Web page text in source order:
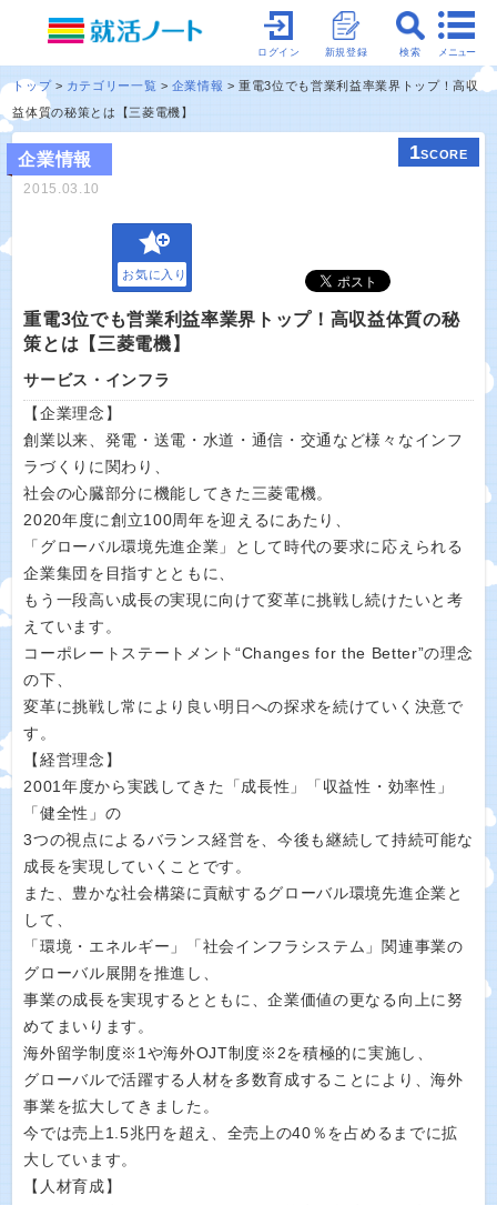
メニュー
検索
新規登録
ログイン
トップ カテゴリー一覧 企業情報
重電3位でも営業利益率業界トップ！高収
益体質の秘策とは【三菱電機】
企業情報 1SCORE
2015.03.10
お気に入り
重電3位でも営業利益率業界トップ！高収益体質の秘
策とは【三菱電機】
サービス・インフラ
【企業理念】
創業以来、発電・送電・水道・通信・交通など様々なインフ
ラづくりに関わり、
社会の心臓部分に機能してきた三菱電機。
2020年度に創立100周年を迎えるにあたり、
「グローバル環境先進企業」として時代の要求に応えられる
企業集団を目指すとともに、
もう一段高い成長の実現に向けて変革に挑戦し続けたいと考
えています。
コーポレートステートメント“Changes for the Better”の理念
の下、
変革に挑戦し常により良い明日への探求を続けていく決意で
す。
【経営理念】
2001年度から実践してきた「成長性」「収益性・効率性」
「健全性」の
3つの視点によるバランス経営を、今後も継続して持続可能な
成長を実現していくことです。
また、豊かな社会構築に貢献するグローバル環境先進企業と
して、
「環境・エネルギー」「社会インフラシステム」関連事業の
グローバル展開を推進し、
事業の成長を実現するとともに、企業価値の更なる向上に努
めてまいります。
海外留学制度※1や海外OJT制度※2を積極的に実施し、
グローバルで活躍する人材を多数育成することにより、海外
事業を拡大してきました。
今では売上1.5兆円を超え、全売上の40％を占めるまでに拡
大しています。
【人材育成】